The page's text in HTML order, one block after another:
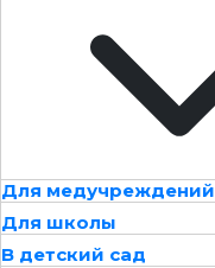
Для медучреждений
Для школы
В детский сад